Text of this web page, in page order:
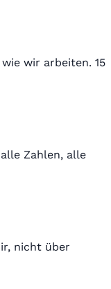
wir arbeiten. 15
Zahlen, alle
nicht über